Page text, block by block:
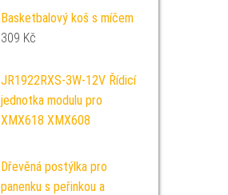
Basketbalový koš s míčem
309 Kč
JR1922RXS-3W-12V Řídicí
jednotka modulu pro
XMX618 XMX608
Dřevěná postýlka pro
panenku s peřinkou a